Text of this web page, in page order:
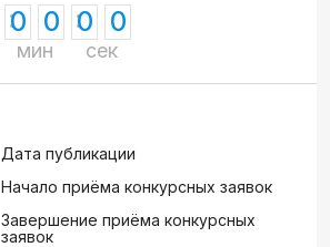
0 0
мин
0 0
сек
Дата публикации
Начало приёма конкурсных заявок
Завершение приёма конкурсных
заявок